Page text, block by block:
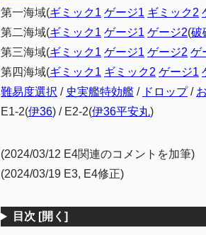
第一海域(ギミック1 ゲージ1 ギミック2
第二海域(ギミック1 ゲージ1 ゲージ2(破
第三海域(ギミック1 ゲージ1 ゲージ2 ゲ
第四海域(ギミック1 ギミック2 ゲージ1
難易度選択 / 史実艦特効艦 / ドロップ/
E1-2(伊36) / E2-2(伊36平安丸)
(2024/03/12 E4関連のコメントを加筆)
(2024/03/19 E3, E4修正)
目次 [開く]